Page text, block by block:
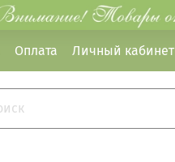
Оплата Личный кабинет